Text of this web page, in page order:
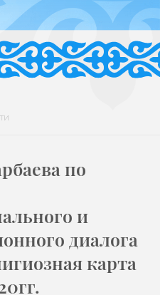
по
и
диалога
карта